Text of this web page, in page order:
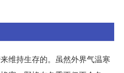
维持生存的。虽然外界气温寒